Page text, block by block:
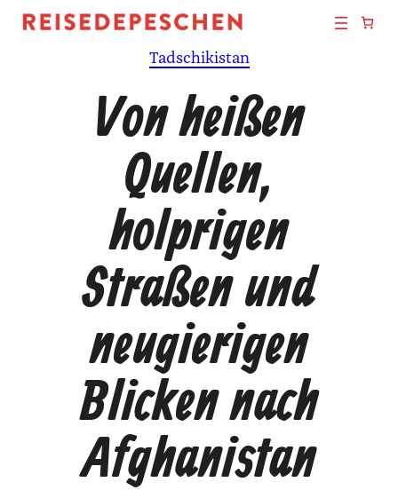
Zum
Tadschikistan
Von heißen
Quellen,
holprigen
Straßen und
neugierigen
Blicken nach
Afghanistan